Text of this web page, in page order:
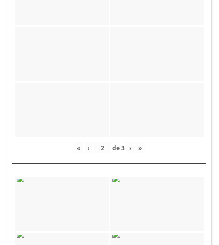
« ‹ de3 › »